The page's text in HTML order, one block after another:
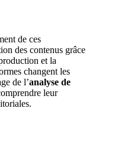
de ces
des contenus grâce
et la
changent les
de l’analyse de
leur